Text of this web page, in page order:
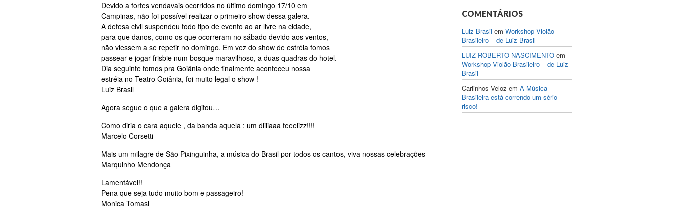
Devido a fortes vendavais ocorridos no último domingo 17/10 em
Campinas, não foi possível realizar o primeiro show dessa galera.
A defesa civil suspendeu todo tipo de evento ao ar livre na cidade,
para que danos, como os que ocorreram no sábado devido aos ventos,
não viessem a se repetir no domingo. Em vez do show de estréia fomos
passear e jogar frisbie num bosque maravilhoso, a duas quadras do hotel.
Dia seguinte fomos pra Goiânia onde finalmente aconteceu nossa
estréia no Teatro Goiânia, foi muito legal o show !
Luiz Brasil
Agora segue o que a galera digitou…
Como diria o cara aquele , da banda aquela : um diiiiaaa feeelizz!!!!
Marcelo Corsetti
Mais um milagre de São Pixinguinha, a música do Brasil por todos os cantos, viva nossas celebrações
Marquinho Mendonça
Lamentável!!
Pena que seja tudo muito bom e passageiro!
Monica Tomasi
COMENTÁRIOS
Luiz Brasil em Workshop Violão
Brasileiro – de Luiz Brasil
LUIZ ROBERTO NASCIMENTO em
Workshop Violão Brasileiro – de Luiz
Brasil
Carlinhos Veloz em A Música
Brasileira está correndo um sério
risco!